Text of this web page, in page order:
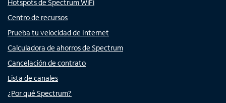
Hotspots de Spectrum WiFi
Centro de recursos
Prueba tu velocidad de Internet
Calculadora de ahorros de Spectrum
Cancelación de contrato
Lista de canales
¿Por qué Spectrum?